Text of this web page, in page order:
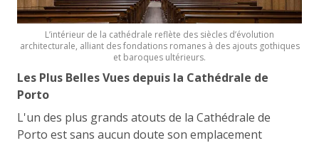
L’intérieur de la cathédrale reflète des siècles d’évolution
architecturale, alliant des fondations romanes à des ajouts gothiques
et baroques ultérieurs.
Les Plus Belles Vues depuis la Cathédrale de
Porto
L'un des plus grands atouts de la Cathédrale de
Porto est sans aucun doute son emplacement